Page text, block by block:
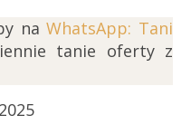
naWhatsApp: Tani
tanie oferty z